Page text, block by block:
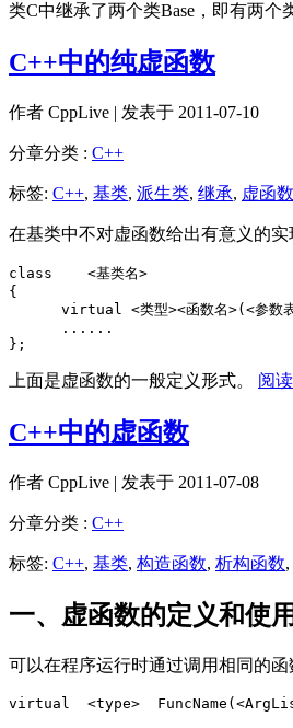
类C中继承了两个类Base，即有两个
C++中的纯虚函数
作者 CppLive | 发表于 2011-07-10
分章分类 : C++
标签: C++, 基类, 派生类, 继承, 虚函数
在基类中不对虚函数给出有意义的
class    <基类名>
{
virtual <类型><函数名>(<参数
      ......
};
上面是虚函数的一般定义形式。 阅
C++中的虚函数
作者 CppLive | 发表于 2011-07-08
分章分类 : C++
标签: C++, 基类, 构造函数, 析构函数,
一、虚函数的定义和使用
可以在程序运行时通过调用相同的
virtual  <type>